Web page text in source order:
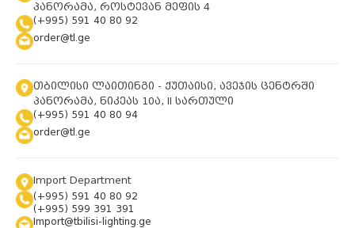
პანორამა, როსტევან მეფის 4
(+995) 591 40 80 92
order@tl.ge
თბილისი ლაითინგი - ქუთაისი, ავეჯის ცენტრში
პანორამა, ნიკეას 10ა, II სართული
(+995) 591 40 80 94
order@tl.ge
Import Department
(+995) 591 40 80 92
(+995) 599 391 391
Import@tbilisi-lighting.ge